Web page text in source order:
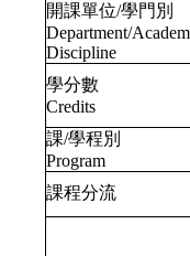
開課單位/學門別
Department/
Discipline
學分數
Credits
課/學程別
Program
課程分流